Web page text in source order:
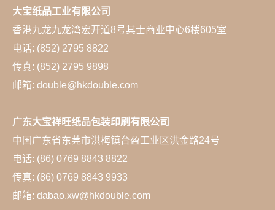
大宝纸品工业有限公司
香港九龙九龙湾宏开道8号其士商业中心6楼605室
电话: (852) 2795 8822
传真: (852) 2795 9898
邮箱: double@hkdouble.com
广东大宝祥旺纸品包装印刷有限公司
中国广东省东莞市洪梅镇台盈工业区洪金路24号
电话: (86) 0769 8843 8822
传真: (86) 0769 8843 9933
邮箱: dabao.xw@hkdouble.com